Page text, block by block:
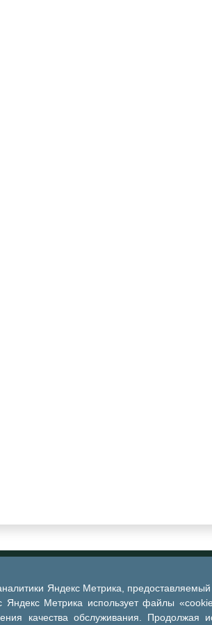
Яндекс Метрика,
Метрика использует файлы
качества обслуживания. Продолжая